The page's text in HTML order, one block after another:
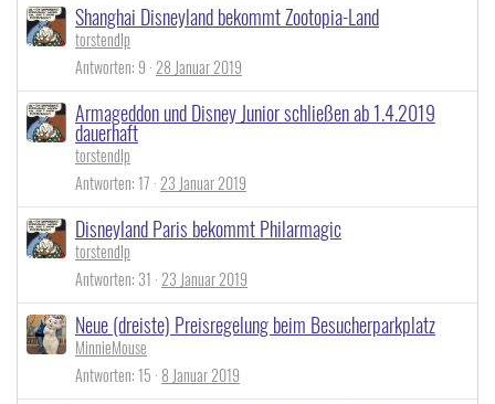
Shanghai Disneyland bekommt Zootopia-Land
torstendlp
Antworten 9 28 Januar 2019
Armageddon und Disney Junior schließen ab 1.4.2019
dauerhaft
torstendlp
Antworten 17 23 Januar 2019
Disneyland Paris bekommt Philarmagic
torstendlp
Antworten 31 23 Januar 2019
Neue (dreiste) Preisregelung beim Besucherparkplatz
MinnieMouse
Antworten 15 8 Januar 2019